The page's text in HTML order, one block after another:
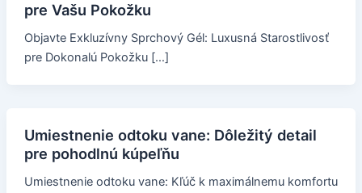
pre Vašu Pokožku
Objavte Exkluzívny Sprchový Gél: Luxusná Starostlivosť
pre Dokonalú Pokožku […]
Umiestnenie odtoku vane: Dôležitý detail
pre pohodlnú kúpeľňu
Umiestnenie odtoku vane: Kľúč k maximálnemu komfortu